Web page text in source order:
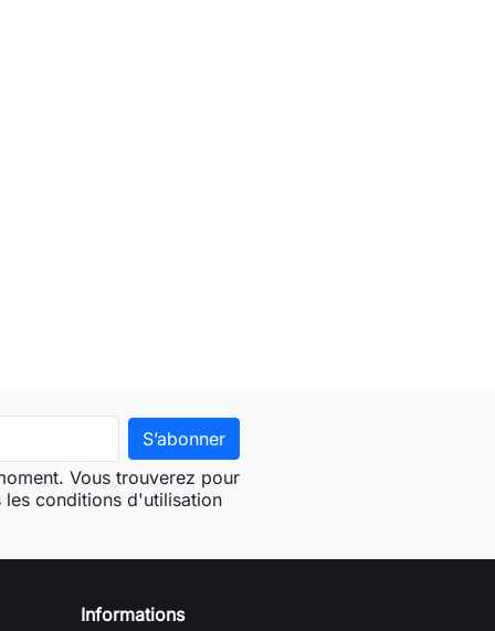
Vous trouverez pour
conditions d'utilisation
Informations